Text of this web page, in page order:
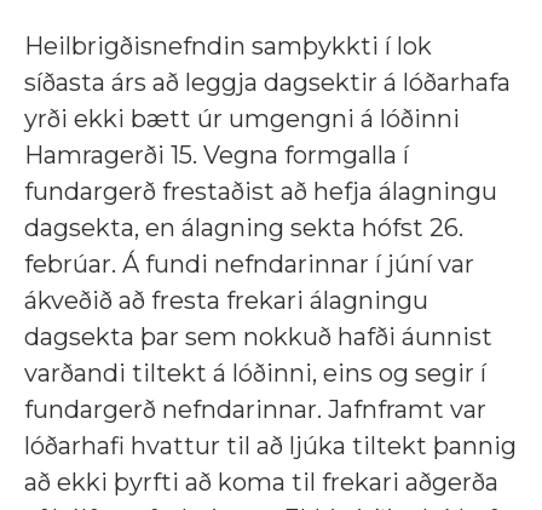
Heilbrigðisnefndin samþykkti í lok
síðasta árs að leggja dagsektir á lóðarhafa
yrði ekki bætt úr umgengni á lóðinni
Hamragerði 15. Vegna formgalla í
fundargerð frestaðist að hefja álagningu
dagsekta, en álagning sekta hófst 26.
febrúar. Á fundi nefndarinnar í júní var
ákveðið að fresta frekari álagningu
dagsekta þar sem nokkuð hafði áunnist
varðandi tiltekt á lóðinni, eins og segir í
fundargerð nefndarinnar. Jafnframt var
lóðarhafi hvattur til að ljúka tiltekt þannig
að ekki þyrfti að koma til frekari aðgerða